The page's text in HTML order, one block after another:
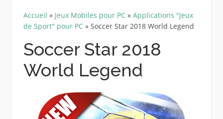
Accueil » Jeux Mobiles pour PC» Applications "Jeux
de Sport" pour PC» Soccer Star 2018 World Legend
Soccer Star 2018
World Legend